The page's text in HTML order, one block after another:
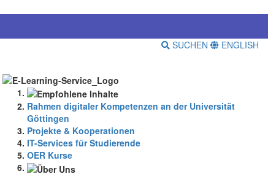
SUCHEN ENGLISH
Rahmen digitaler Kompetenzen an der Universität
Göttingen
Projekte & Kooperationen
IT-Services für Studierende
OER Kurse